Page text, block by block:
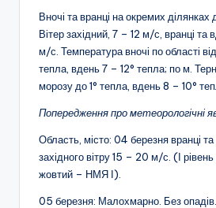
Вночі та вранці на окремих ділянках
Вітер західний, 7 – 12 м/с, вранці
м/с. Температура вночі по області
тепла, вдень 7 – 12° тепла; по м.
морозу до 1° тепла, вдень 8 – 10°
Попередження про метеорологічні
Область, місто: 04 березня вранці
західного вітру 15 – 20 м/с. (І рівень
жовтий – НМЯ І).
05 березня: Малохмарно. Без опадів.